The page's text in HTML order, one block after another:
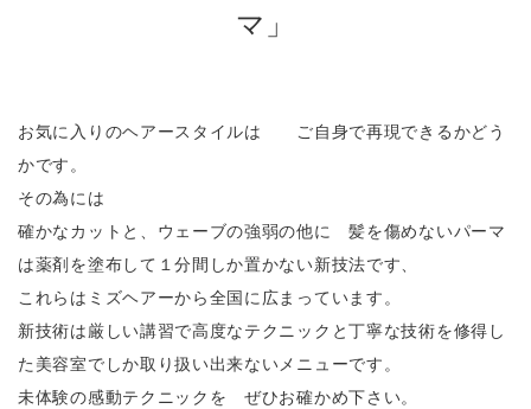
マ」
お気に入りのヘアースタイルは ご自身で再現できるかどう
かです。
その為には
確かなカットと、ウェーブの強弱の他に 髪を傷めないパーマ
は薬剤を塗布して１分間しか置かない新技法です、
これらはミズヘアーから全国に広まっています。
新技術は厳しい講習で高度なテクニックと丁寧な技術を修得し
た美容室でしか取り扱い出来ないメニューです。
未体験の感動テクニックを ぜひお確かめ下さい。